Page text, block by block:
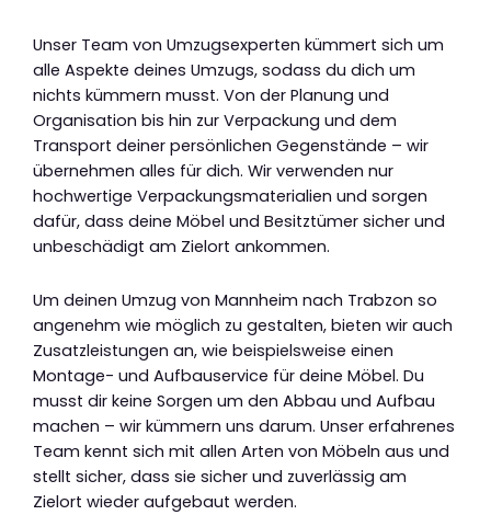
Unser Team von Umzugsexperten kümmert sich um
alle Aspekte deines Umzugs, sodass du dich um
nichts kümmern musst. Von der Planung und
Organisation bis hin zur Verpackung und dem
Transport deiner persönlichen Gegenstände – wir
übernehmen alles für dich. Wir verwenden nur
hochwertige Verpackungsmaterialien und sorgen
dafür, dass deine Möbel und Besitztümer sicher und
unbeschädigt am Zielort ankommen.
Um deinen Umzug von Mannheim nach Trabzon so
angenehm wie möglich zu gestalten, bieten wir auch
Zusatzleistungen an, wie beispielsweise einen
Montage- und Aufbauservice für deine Möbel. Du
musst dir keine Sorgen um den Abbau und Aufbau
machen – wir kümmern uns darum. Unser erfahrenes
Team kennt sich mit allen Arten von Möbeln aus und
stellt sicher, dass sie sicher und zuverlässig am
Zielort wieder aufgebaut werden.